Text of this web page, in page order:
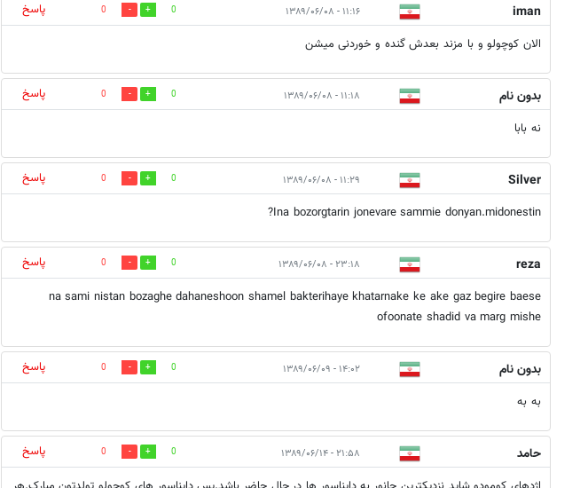
iman ۱۱:۱۶ - ۱۳۸۹/۰۶/۰۸ 0
0
پاسخ
الان کوچولو و با مزند بعدش گنده و خوردنی میشن
بدون نام ۱۱:۱۸ - ۱۳۸۹/۰۶/۰۸ 0
0
پاسخ
نه بابا
Silver ۱۱:۲۹ - ۱۳۸۹/۰۶/۰۸ 0
0
پاسخ
Ina bozorgtarin jonevare sammie donyan.midonestin?
reza ۲۳:۱۸ - ۱۳۸۹/۰۶/۰۸ 0
0
پاسخ
na sami nistan bozaghe dahaneshoon shamel bakterihaye khatarnake ke ake gaz begire baese
ofoonate shadid va marg mishe
بدون نام ۱۴:۰۲ - ۱۳۸۹/۰۶/۰۹ 0
0
پاسخ
به به
حامد ۲۱:۵۸ - ۱۳۸۹/۰۶/۱۴ 0
0
پاسخ